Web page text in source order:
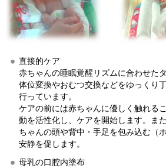
直接的ケア
赤ちゃんの睡眠覚醒リズムに合わせた
体位変換やおむつ交換などをゆっくり
行っています。
ケアの前には赤ちゃんに優しく触れる
動を活性化し、ケアを開始します。ま
ちゃんの頭や背中・手足を包み込む（
安静を促します。
母乳の口腔内塗布